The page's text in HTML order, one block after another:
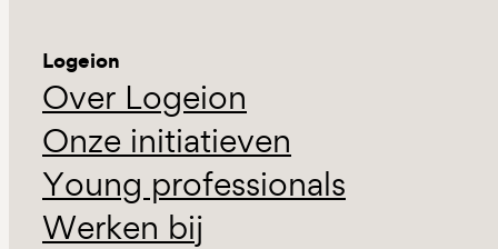
Logeion
Over Logeion
Onze initiatieven
Young professionals
Werken bij